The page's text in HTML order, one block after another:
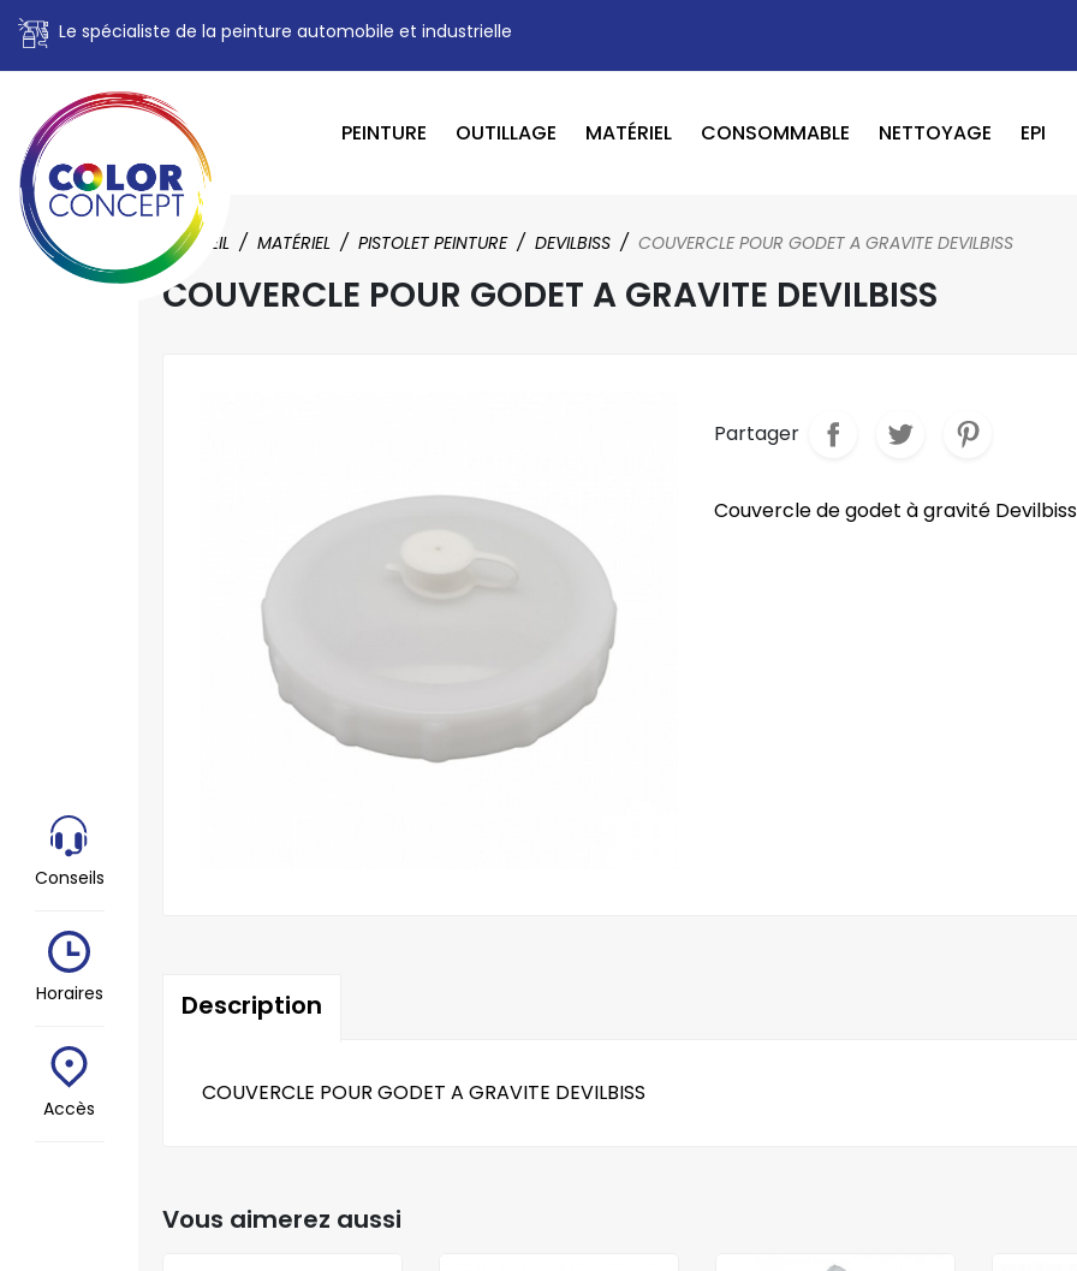
Le spécialiste de la peinture automobile et industrielle
PEINTURE OUTILLAGE MATÉRIEL CONSOMMABLE NETTOYAGE EPI
ACCUEIL MATÉRIEL PISTOLET PEINTURE DEVILBISS COUVERCLE POUR GODET A GRAVITE DEVILBISS
COUVERCLE POUR GODET A GRAVITE DEVILBISS
Partager
Couvercle de godet à gravité Devilbiss
Description
COUVERCLE POUR GODET A GRAVITE DEVILBISS
Vous aimerez aussi
Conseils
Horaires
Accès